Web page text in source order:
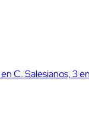
C. Salesianos, 3